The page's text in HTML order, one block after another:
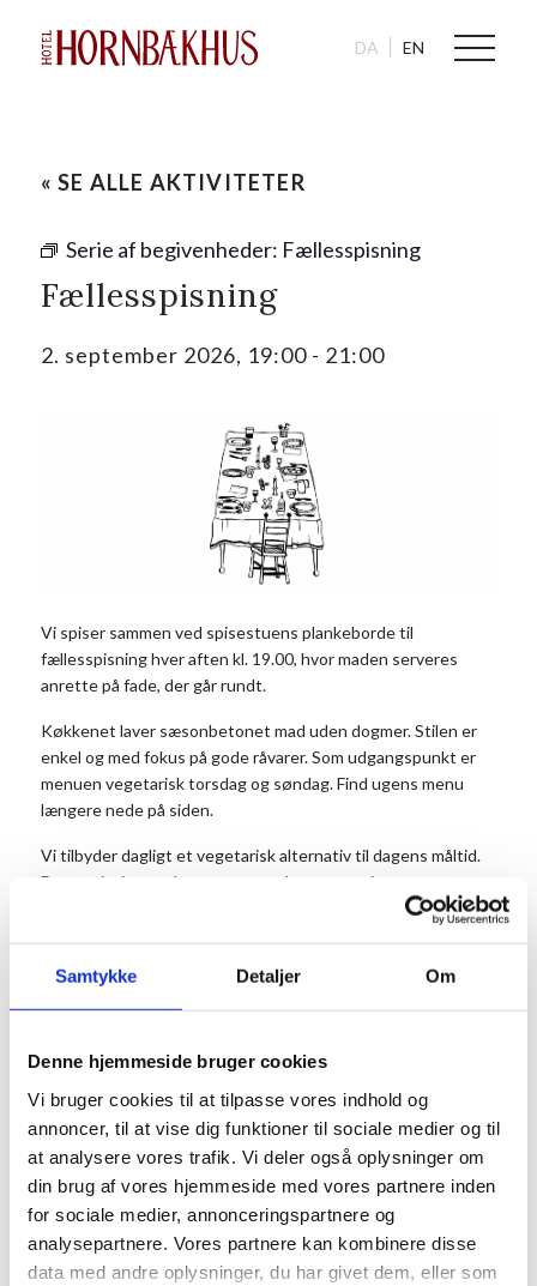
Samtykke Detaljer Om
Denne hjemmeside bruger cookies
Vi bruger cookies til at tilpasse vores indhold og
annoncer, til at vise dig funktioner til sociale medier og til
at analysere vores trafik. Vi deler også oplysninger om
din brug af vores hjemmeside med vores partnere inden
for sociale medier, annonceringspartnere og
analysepartnere. Vores partnere kan kombinere disse
data med andre oplysninger, du har givet dem, eller som
DA EN
« SE ALLE AKTIVITETER
Serie af begivenheder: Fællesspisning
Fællesspisning
2. september 2026, 19:00- 21:00
Vi spiser sammen ved spisestuens plankeborde til
fællesspisning hver aften kl. 19.00, hvor maden serveres
anrette på fade, der går rundt.
Køkkenet laver sæsonbetonet mad uden dogmer. Stilen er
enkel og med fokus på gode råvarer. Som udgangspunkt er
menuen vegetarisk torsdag og søndag. Find ugens menu
længere nede på siden.
Vi tilbyder dagligt et vegetarisk alternativ til dagens måltid.
Det er vigtigt, at du noterer antal vegetarer i
dessert. Dessert og kaffe kan købes efter maden. Børn til og
med 3 år betaler ikke.
Husk at reservere dine pladser på forhånd.
Ankom gerne ca. 20 minutter før, så du kan få noget at drikke
og finde en plads ved langbordet, inden maden serveres.
Vi kan ikke tilpasse maden eller garantere veganske, mælkefri
eller glutenfri muligheder.
Der tages forbehold for ændringer i menuen.
Du kan se menuenHER.